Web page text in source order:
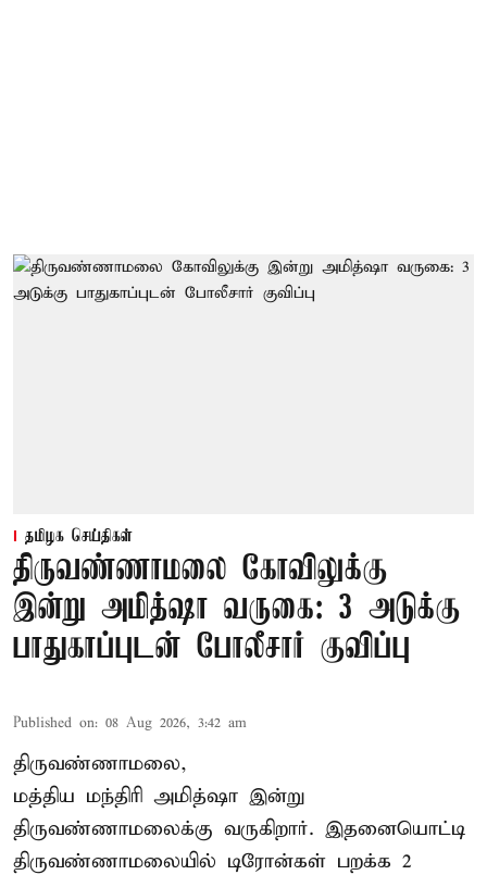
தமிழக செய்திகள்
திருவண்ணாமலை கோவிலுக்கு
இன்று அமித்ஷா வருகை: 3 அடுக்கு
பாதுகாப்புடன் போலீசார் குவிப்பு
Published on: 08 Aug 2026, 3:42 am
திருவண்ணாமலை,
மத்திய மந்திரி அமித்ஷா இன்று
திருவண்ணாமலைக்கு வருகிறார். இதனையொட்டி
திருவண்ணாமலையில் டிரோன்கள் பறக்க 2